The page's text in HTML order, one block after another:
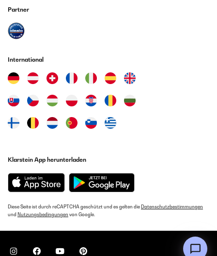
Partner
International
Klarstein App herunterladen
Diese Seite ist durch reCAPTCHA geschützt und es gelten die Datenschutzbestimmungen
und Nutzungsbedingungen von Google.